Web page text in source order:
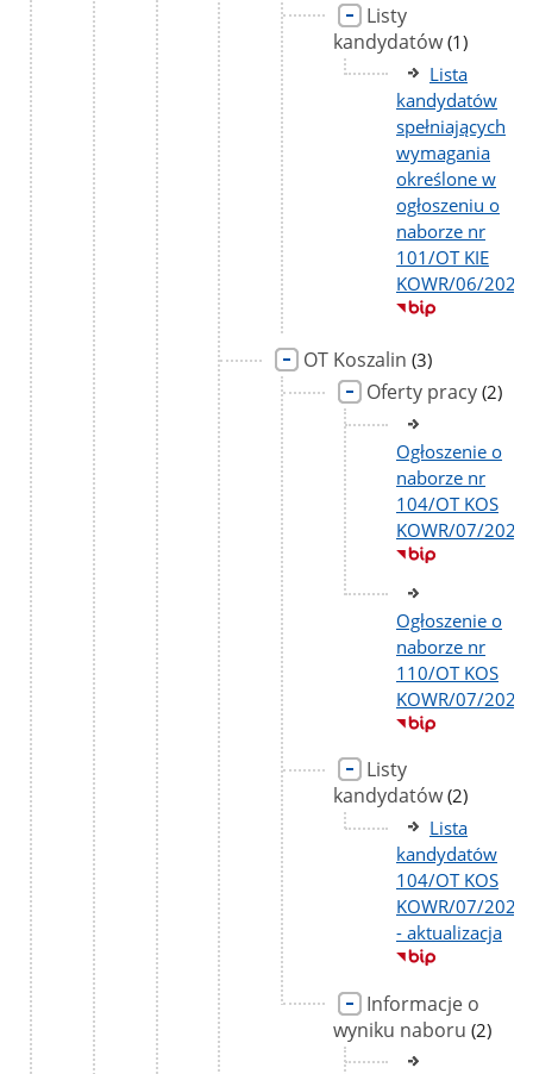
Listy
kandydatówliczba
podstron
(1)
Lista
kandydatów
spełniających
wymagania
określone w
ogłoszeniu o
naborze nr
101/OT KIE
KOWR/06/2026
OT Koszalin liczba
podstron
(3)
Oferty pracy liczba
(2)
Ogłoszenie o
naborze nr
104/OT KOS
KOWR/07/2026
Ogłoszenie o
naborze nr
110/OT KOS
KOWR/07/2026
Listy
kandydatówliczba
podstron
(2)
Lista
kandydatów
104/OT KOS
KOWR/07/2026
- aktualizacja
Informacje o
wyniku naboru liczba
(2)